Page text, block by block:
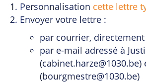
Personnalisation cette lettre
Envoyer votre lettre :
par courrier,
par e-mail adressé à
(bourgmestre@1030.be)